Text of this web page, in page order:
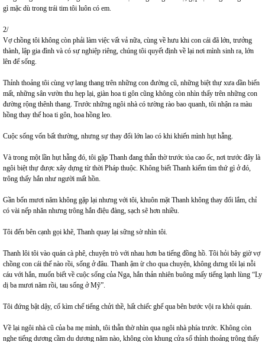
gì mặc dù trong trái tim tôi luôn có em.
2/
Vợ chồng tôi không còn phải làm việc vất vả nữa, cùng về hưu khi con cái đã lớn, trưởng
thành, lập gia đình và có sự nghiệp riêng, chúng tôi quyết định về lại nơi mình sinh ra, lớn
lên để sống.
Thỉnh thoảng tôi cùng vợ lang thang trên những con đường cũ, những biệt thự xưa dần biến
mất, những sân vườn thu hẹp lại, giàn hoa ti gôn cũng không còn nhìn thấy trên những con
đường rộng thênh thang. Trước những ngôi nhà có tường rào bao quanh, tôi nhận ra màu
hồng thay thế hoa ti gôn, hoa hồng leo.
Cuộc sống vốn bất thường, nhưng sự thay đổi lớn lao có khi khiến mình hụt hẫng.
Và trong một lần hụt hẫng đó, tôi gặp Thanh đang thẫn thờ trước tòa cao ốc, nơi trước đây là
ngôi biệt thự được xây dựng từ thời Pháp thuộc. Không biết Thanh kiếm tìm thứ gì ở đó,
trông thấy hắn như người mất hồn.
Gần bốn mươi năm không gặp lại nhưng với tôi, khuôn mặt Thanh không thay đổi lắm, chỉ
có vài nếp nhăn nhưng trông hắn điệu đàng, sạch sẽ hơn nhiều.
Tôi đến bên cạnh gọi khẽ, Thanh quay lại sững sờ nhìn tôi.
Thanh lôi tôi vào quán cà phê, chuyện trò với nhau hơn ba tiếng đồng hồ. Tôi hỏi bây giờ vợ
chồng con cái thế nào rồi, sống ở đâu. Thanh ậm ừ cho qua chuyện, không dưng tôi lại nỗi
cáu với hắn, muốn biết về cuộc sống của Nga, hắn thản nhiên buông mấy tiếng lạnh lùng “Ly
dị ba mươi năm rồi, tau sống ở Mỹ”.
Tôi đứng bật dậy, cố kìm chế tiếng chửi thề, hất chiếc ghế qua bên bước vội ra khỏi quán.
Về lại ngôi nhà cũ của ba mẹ mình, tôi thẫn thờ nhìn qua ngôi nhà phía trước. Không còn
nghe tiếng dương cầm du dương năm nào, không còn khung cửa sổ thỉnh thoảng trông thấy